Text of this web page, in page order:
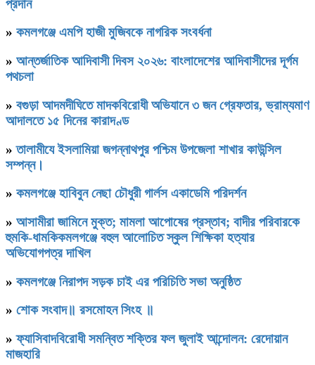
প্রদান
» কমলগঞ্জে এমপি হাজী মুজিবকে নাগরিক সংবর্ধনা
» আন্তর্জাতিক আদিবাসী দিবস ২০২৬: বাংলাদেশের আদিবাসীদের দূর্গম
পথচলা
» বগুড়া আদমদীঘিতে মাদকবিরোধী অভিযানে ৩ জন গ্রেফতার, ভ্রাম্যমাণ
আদালতে ১৫ দিনের কারাদণ্ড
»‎তালামীযে ইসলামিয়া জগন্নাথপুর পশ্চিম উপজেলা শাখার কাউন্সিল
সম্পন্ন।
» কমলগঞ্জে হাবিবুন নেছা চৌধুরী গার্লস একাডেমি পরিদর্শন
» আসামীরা জামিনে মুক্ত; মামলা আপোষের প্রস্তাব; বাদীর পরিবারকে
হুমকি-ধামকিকমলগঞ্জে বহুল আলোচিত স্কুল শিক্ষিকা হত্যার
অভিযোগপত্র দাখিল
» কমলগঞ্জে নিরাপদ সড়ক চাই এর পরিচিতি সভা অনুষ্ঠিত
» শোক সংবাদ॥ রসমোহন সিংহ ॥
»ফ্যাসিবাদবিরোধী সমন্বিত শক্তির ফল জুলাই আন্দোলন: রেদোয়ান
মাজহারি